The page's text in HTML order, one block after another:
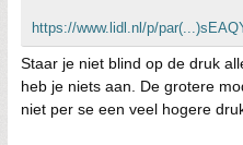
https://www.lidl.nl/p/
Staar je niet blind op de druk
heb je niets aan. De grotere
niet per se een veel hogere